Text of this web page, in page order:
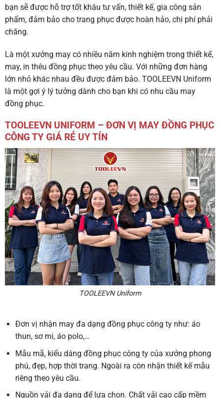
bạn sẽ được hỗ trợ tốt khâu tư vấn, thiết kế, gia công sản
phẩm, đảm bảo cho trang phục được hoàn hảo, chi phí phải
chăng.
Là một xưởng may có nhiều năm kinh nghiệm trong thiết kế,
may, in thêu đồng phục theo yêu cầu. Với những đơn hàng
lớn nhỏ khác nhau đều được đảm bảo. TOOLEEVN Uniform
là một gợi ý lý tưởng dành cho bạn khi có nhu cầu may
đồng phục.
TOOLEEVN UNIFORM – ĐƠN VỊ MAY ĐỒNG PHỤC
CÔNG TY GIÁ RẺ UY TÍN
TOOLEEVN Uniform
Đơn vị nhận may đa dạng đồng phục công ty như: áo
thun, sơ mi, áo polo,…
Mẫu mã, kiểu dáng đồng phục công ty của xưởng phong
phú, đẹp, hợp thời trang. Ngoài ra còn nhận thiết kế mẫu
riêng theo yêu cầu.
Nguồn vải đa dạng để lựa chọn. Chất vải cao cấp mềm